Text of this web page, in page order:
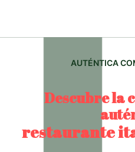
AUTÉNTICA
Descubre la
restaurante